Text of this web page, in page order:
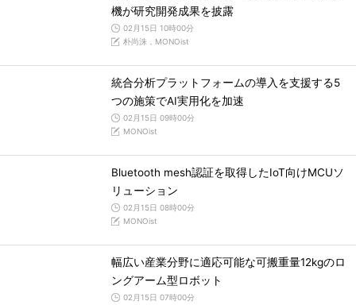
機が研究開発成果を披露
02月15日 10時00分
朴尚洙，MONOist
統合分析プラットフォームの導入を支援する5
つの施策でAI実用化を加速
02月15日 09時00分
MONOist
Bluetooth mesh認証を取得したIoT向けMCUソ
リューション
02月15日 08時00分
MONOist
幅広い産業分野に適応可能な可搬重量12kgのロ
ングアーム型ロボット
02月15日 07時00分